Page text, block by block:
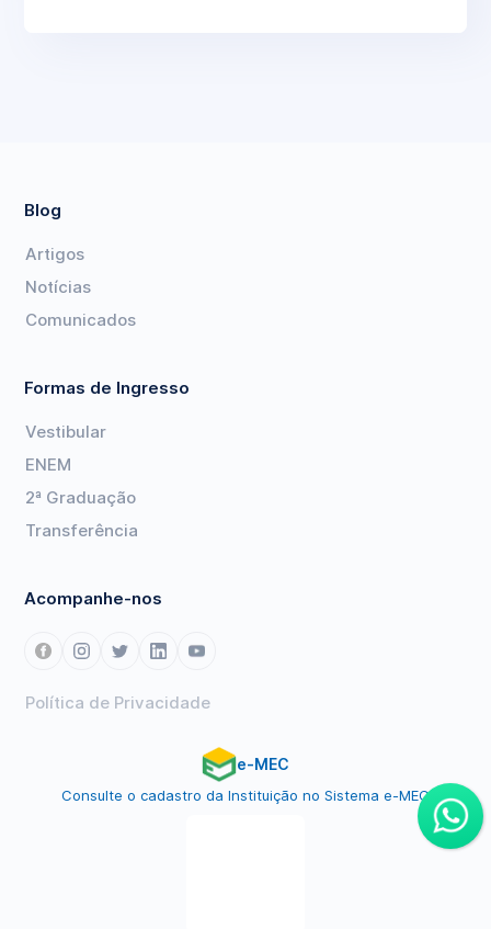
Blog
Artigos
Notícias
Comunicados
Formas de Ingresso
Vestibular
ENEM
2ª Graduação
Transferência
Acompanhe-nos
Política de Privacidade
e-MEC
Consulte o cadastro da Instituição no Sistema e-MEC